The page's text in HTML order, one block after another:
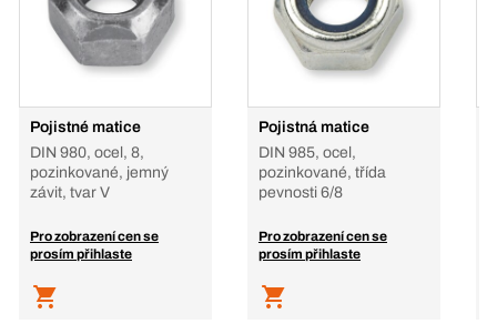
Pojistné matice
DIN 980, ocel, 8,
pozinkované, jemný
závit, tvar V
Pro zobrazení cen se
prosím přihlaste
Pojistná matice
DIN 985, ocel,
pozinkované, třída
pevnosti 6/8
Pro zobrazení cen se
prosím přihlaste